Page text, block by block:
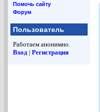
Помочь сайту
Форум
Пользователь
Работаем анонимно.
Вход | Регистрация